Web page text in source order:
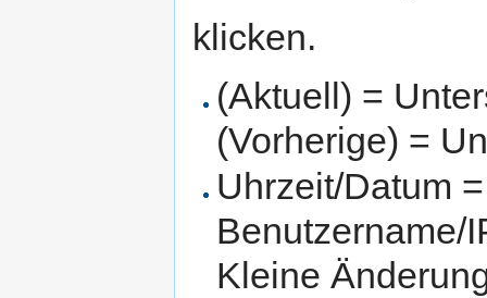
klicken.
(Aktuell) =
(Vorherige) =
Uhrzeit/Datum
Benutzername/
Kleine